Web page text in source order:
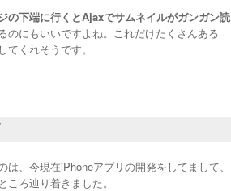
の下端に行くとAjaxでサムネイルがガンガン読
のにもいいですよね。これだけたくさんある
くれそうです。
、今現在iPhoneアプリの開発をしてまして、
ろ辿り着きました。